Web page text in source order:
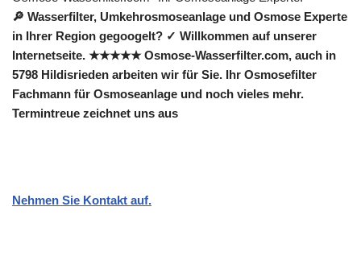
🔎 Wasserfilter, Umkehrosmoseanlage und Osmose Experte
in Ihrer Region gegoogelt? ✓ Willkommen auf unserer
Internetseite. ★★★★★ Osmose-Wasserfilter.com, auch in
5798 Hildisrieden arbeiten wir für Sie. Ihr Osmosefilter
Fachmann für Osmoseanlage und noch vieles mehr.
Termintreue zeichnet uns aus
Nehmen Sie Kontakt auf.